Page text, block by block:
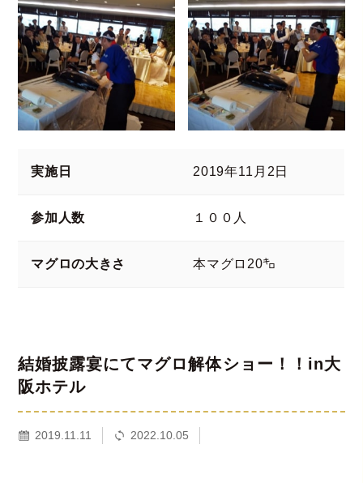
実施日 2019年11月2日
参加人数 １００人
マグロの大きさ 本マグロ20㌔
結婚披露宴にてマグロ解体ショー！！in大
阪ホテル
2019.11.11 2022.10.05